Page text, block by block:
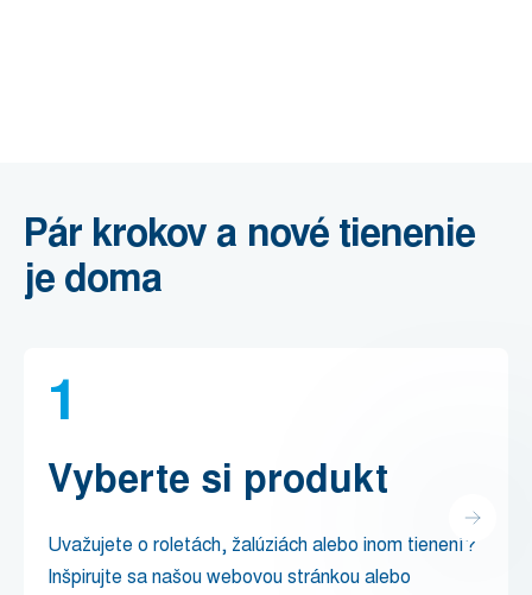
Pár krokov a nové tienenie
je doma
1
Vyberte si produkt
Uvažujete o roletách, žalúziách alebo inom tienení?
Inšpirujte sa našou webovou stránkou alebo